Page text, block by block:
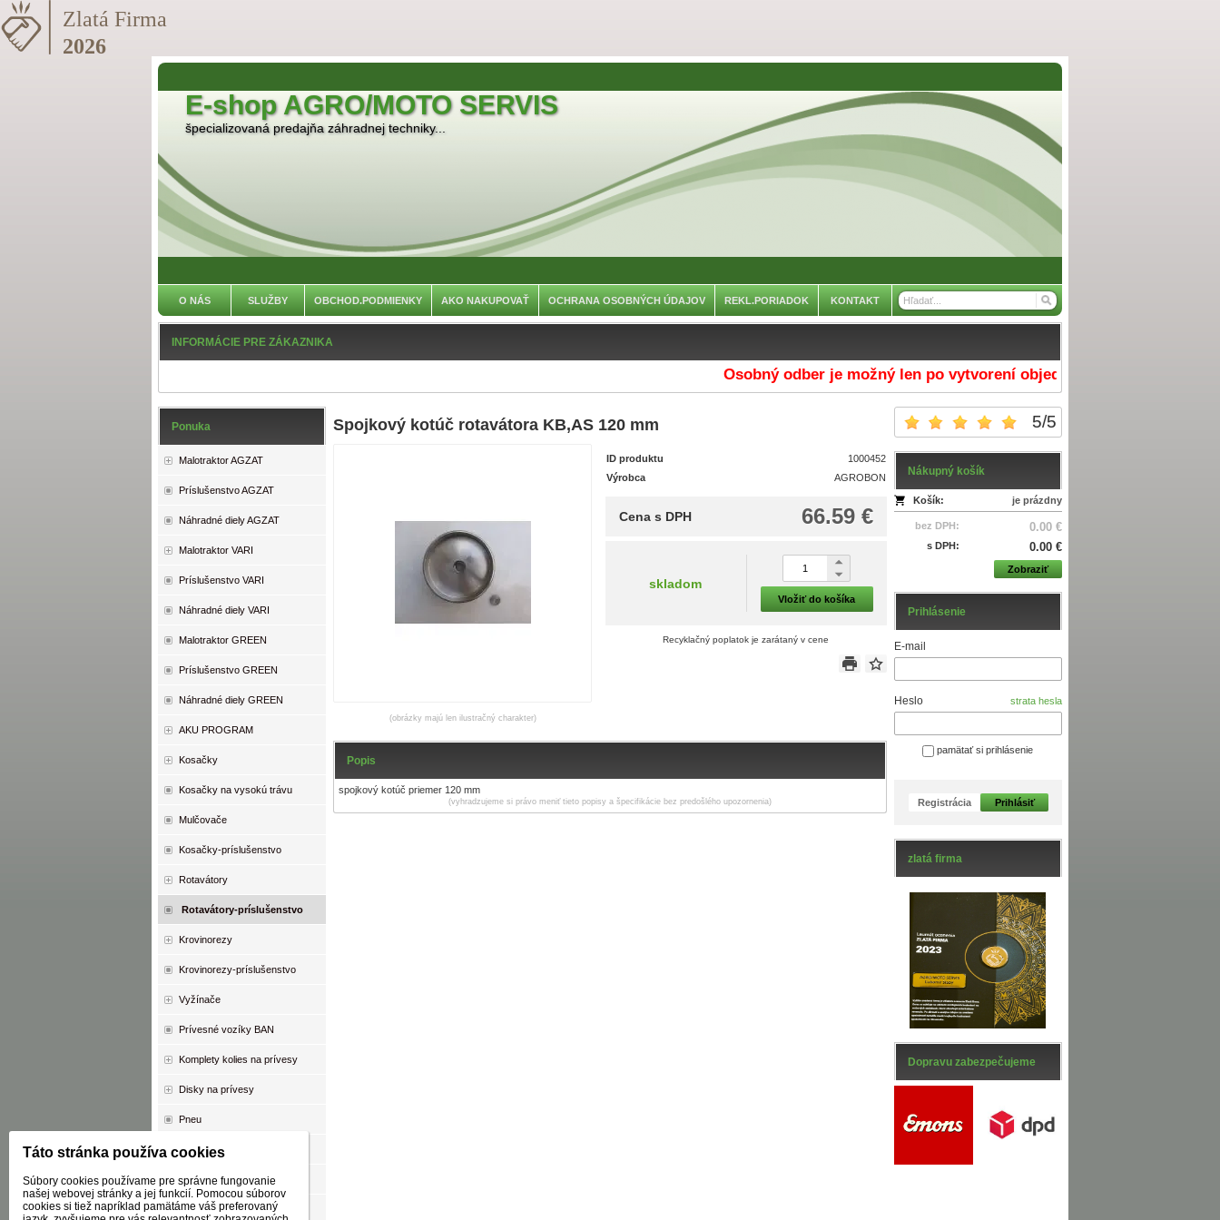
E-shop AGRO/MOTO SERVIS
špecializovaná predajňa záhradnej techniky...
O NÁS SLUŽBY OBCHOD.PODMIENKY AKO NAKUPOVAŤ OCHRANA OSOBNÝCH ÚDAJOV REKL.PORIADOK KONTAKT
INFORMÁCIE PRE ZÁKAZNIKA
Osobný odber je možný len po vytvorení objednávky v e-shope a
Ponuka
Malotraktor AGZAT
Príslušenstvo AGZAT
Náhradné diely AGZAT
Malotraktor VARI
Príslušenstvo VARI
Náhradné diely VARI
Malotraktor GREEN
Príslušenstvo GREEN
Náhradné diely GREEN
AKU PROGRAM
Kosačky
Kosačky na vysokú trávu
Mulčovače
Kosačky-príslušenstvo
Rotavátory
Rotavátory-príslušenstvo
Krovinorezy
Krovinorezy-príslušenstvo
Vyžínače
Prívesné vozíky BAN
Komplety kolies na prívesy
Disky na prívesy
Pneu
Duše
Oleje
AKCIA
5/5
Nákupný košík
Košík: je prázdny
bez DPH: 0.00 €
s DPH: 0.00 €
Zobraziť
Prihlásenie
E-mail
Heslo strata hesla
pamätať si prihlásenie
Registrácia Prihlásiť
zlatá firma
Dopravu zabezpečujeme
Spojkový kotúč rotavátora KB,AS 120 mm
(obrázky majú len ilustračný charakter)
ID produktu
1000452
Výrobca
AGROBON
66.59 €
Cena s DPH
skladom
Vložiť do košíka
Recyklačný poplatok je zarátaný v cene
Popis
spojkový kotúč priemer 120 mm
(vyhradzujeme si právo meniť tieto popisy a špecifikácie bez predošlého upozornenia)
Táto stránka používa cookies
Súbory cookies používame pre správne fungovanie
našej webovej stránky a jej funkcií. Pomocou súborov
cookies si tiež napríklad pamätáme váš preferovaný